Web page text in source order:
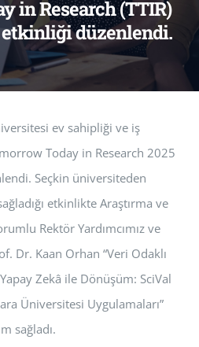
in Research (TTIR)
düzenlendi.
ev sahipliği ve iş
Today in Research 2025
Seçkin üniversiteden
etkinlikte Araştırma ve
Rektör Yardımcımız ve
Dr. Kaan Orhan “Veri Odaklı
Zekâ ile Dönüşüm: SciVal
Üniversitesi Uygulamaları”
sağladı.